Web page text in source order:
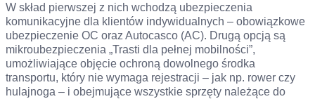
W skład pierwszej z nich wchodzą ubezpieczenia
komunikacyjne dla klientów indywidualnych – obowiązkowe
ubezpieczenie OC oraz Autocasco (AC). Drugą opcją są
mikroubezpieczenia „Trasti dla pełnej mobilności”,
umożliwiające objęcie ochroną dowolnego środka
transportu, który nie wymaga rejestracji – jak np. rower czy
hulajnoga – i obejmujące wszystkie sprzęty należące do